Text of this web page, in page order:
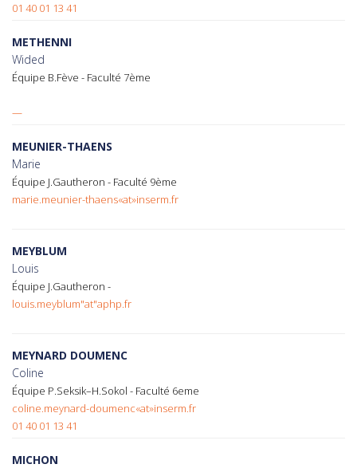
01 40 01 13 41
METHENNI
Wided
Équipe B.Fève - Faculté 7ème
—
MEUNIER-THAENS
Marie
Équipe J.Gautheron - Faculté 9ème
marie.meunier-thaens«at»inserm.fr
MEYBLUM
Louis
Équipe J.Gautheron -
louis.meyblum"at"aphp.fr
MEYNARD DOUMENC
Coline
Équipe P.Seksik–H.Sokol - Faculté 6eme
coline.meynard-doumenc«at»inserm.fr
01 40 01 13 41
MICHON